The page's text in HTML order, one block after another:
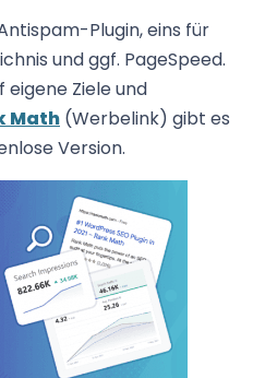
Plugin, eins für
und ggf. PageSpeed.
eigene Ziele und
Math (Werbelink) gibt es
Version.